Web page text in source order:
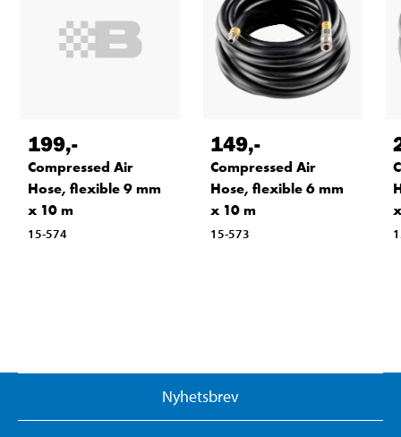
199,-
Compressed Air
Hose, flexible 9 mm
x 10 m
15-574
149,-
Compressed Air
Hose, flexible 6 mm
x 10 m
15-573
Nyhetsbrev